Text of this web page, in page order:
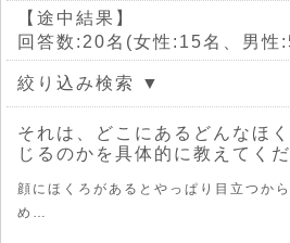
【途中結果】
回答数:20名(女性:15名、男性
絞り込み検索 ▼
それは、どこにあるどんなほ
じるのかを具体的に教えてくだ
顔にほくろがあるとやっぱり目立つか
め…